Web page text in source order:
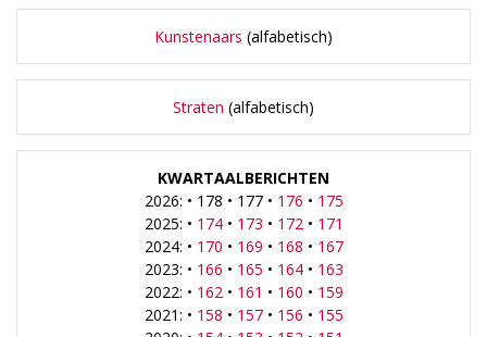
Kunstenaars (alfabetisch)
Straten (alfabetisch)
KWARTAALBERICHTEN
2026: • 178 • 177 • 176 • 175
2025: • 174• 173 • 172 • 171
2024: • 170 • 169 • 168 • 167
2023: • 166 • 165 • 164• 163
2022: • 162 • 161 • 160 • 159
2021: • 158 • 157• 156 • 155